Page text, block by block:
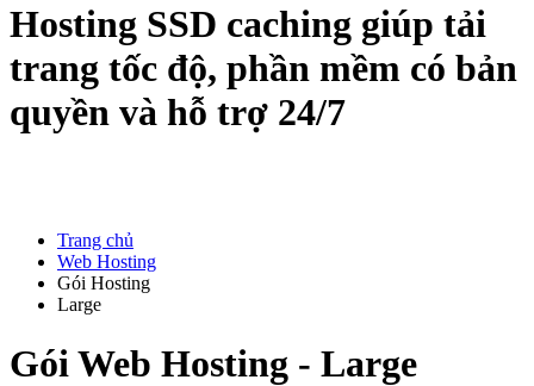
Hosting SSD caching giúp tải
trang tốc độ, phần mềm có bản
quyền và hỗ trợ 24/7
Trang chủ
Web Hosting
Gói Hosting
Large
Gói Web Hosting - Large